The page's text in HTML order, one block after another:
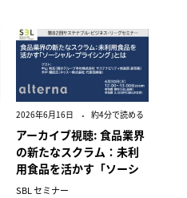
2026年6月16日 約4分で読める
アーカイブ視聴: 食品業界
の新たなスクラム：未利
用食品を活かす「ソーシ
ャル・プライシング」と
SBL セミナー